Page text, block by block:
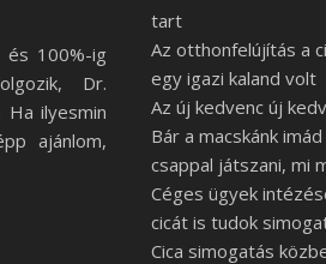
és 100%-ig
Dr.
ilyesmin
ajánlom,
tart
Az otthonfelújítás a
egy igazi kaland volt
Az új kedvenc új
Bár a macskánk
csappal játszani, mi
Céges ügyek
cicát is tudok
Cica simogatás